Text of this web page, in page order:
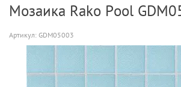
Мозаика Rako Pool
Артикул: GDM05003